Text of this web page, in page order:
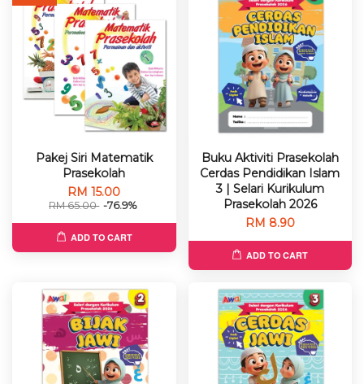
Pakej Siri Matematik
Prasekolah
RM 15.00
RM 65.00 -76.9%
ADD TO CART
Buku Aktiviti Prasekolah
Cerdas Pendidikan Islam
3 | Selari Kurikulum
Prasekolah 2026
RM 8.90
ADD TO CART